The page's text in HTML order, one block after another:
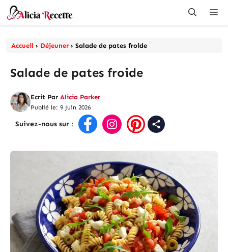
Aller
au
Accueil › Déjeuner › Salade de pates froide
Salade de pates froide
Ecrit Par Alicia Parker
Publié le: 9 Juin 2026
Suivez-nous sur :